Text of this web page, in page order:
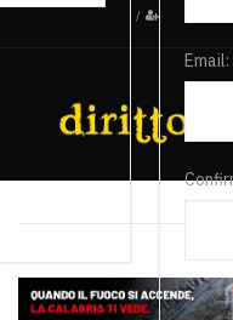
/
Email: